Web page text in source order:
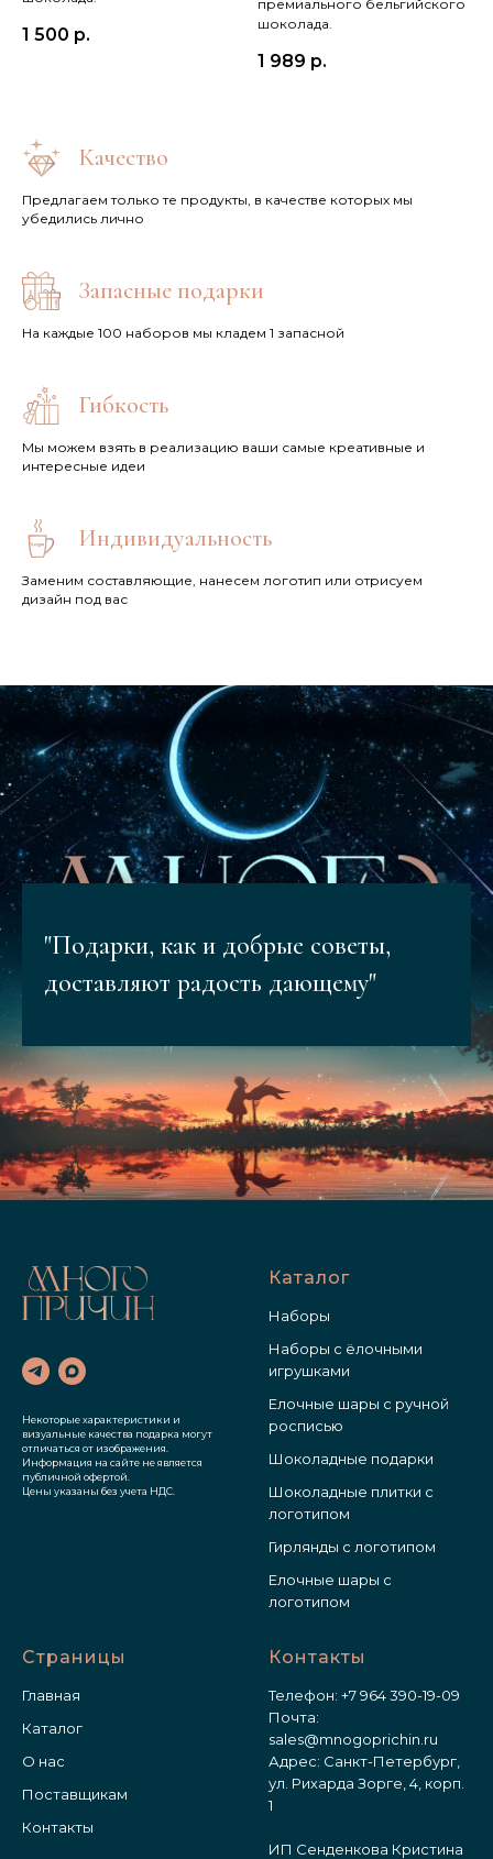
1 500 р.
премиального бельгийского
шоколада.
1 989 р.
Качество
Предлагаем только те продукты, в качестве которых мы
убедились лично
Запасные подарки
На каждые 100 наборов мы кладем 1 запасной
Гибкость
Мы можем взять в реализацию ваши самые креативные и
интересные идеи
Индивидуальность
Заменим составляющие, нанесем логотип или отрисуем
дизайн под вас
"Подарки, как и добрые советы,
доставляют радость дающему"
Некоторые характеристики и
визуальные качества подарка могут
отличаться от изображения.
Информация на сайте не является
публичной офертой.
Цены указаны без учета НДС.
Каталог
Наборы
Наборы с ёлочными
игрушками
Елочные шары с ручной
росписью
Шоколадные подарки
Шоколадные плитки с
логотипом
Гирлянды с логотипом
Елочные шары с
логотипом
Страницы
Главная
Каталог
О нас
Поставщикам
Контакты
Контакты
Телефон: +7 964 390-19-09
Почта:
sales@mnogoprichin.ru
Адрес: Санкт-Петербург,
ул. Рихарда Зорге, 4, корп.
1
ИП Сенденкова Кристина